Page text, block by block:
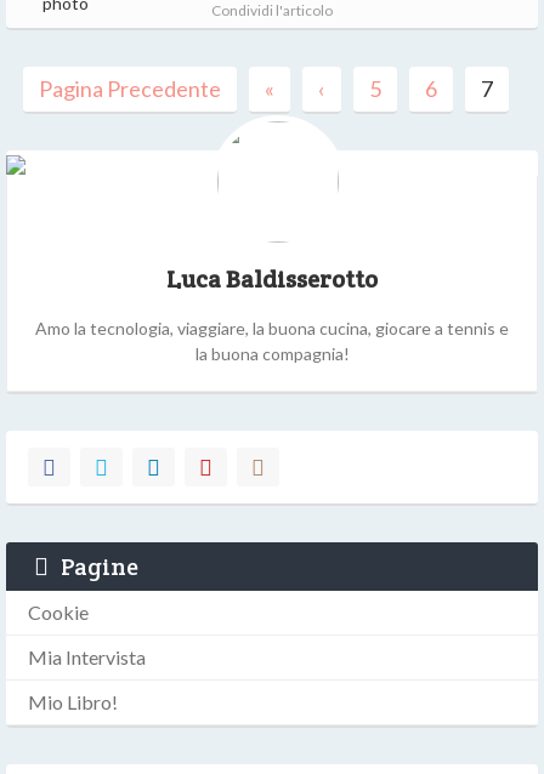
Condividi l'articolo
Pagina Precedente « ‹ 5 6 7
Luca Baldisserotto
Amo la tecnologia, viaggiare, la buona cucina, giocare a tennis e
la buona compagnia!
Pagine
Cookie
Mia Intervista
Mio Libro!